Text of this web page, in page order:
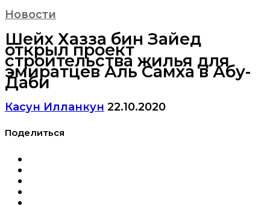
Новости
Шейх Хазза бин Зайед
открыл проект
строительства жилья для
эмиратцев Аль Самха в Абу-
Даби
Касун Илланкун 22.10.2020
Поделиться